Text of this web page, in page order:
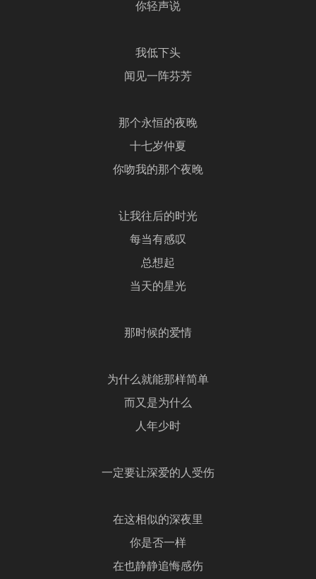
你轻声说
我低下头
闻见一阵芬芳
那个永恒的夜晚
十七岁仲夏
你吻我的那个夜晚
让我往后的时光
每当有感叹
总想起
当天的星光
那时候的爱情
为什么就能那样简单
而又是为什么
人年少时
一定要让深爱的人受伤
在这相似的深夜里
你是否一样
在也静静追悔感伤